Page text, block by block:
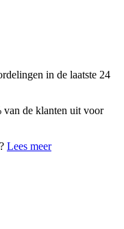
in de laatste 24
van de klanten uit voor
Lees meer